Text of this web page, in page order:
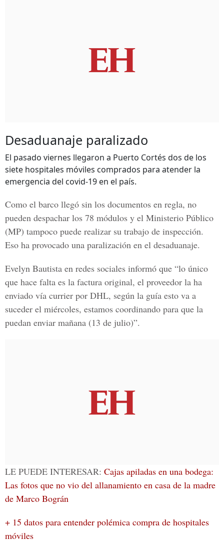
Desaduanaje paralizado
El pasado viernes llegaron a Puerto Cortés dos de los
siete hospitales móviles comprados para atender la
emergencia del covid-19 en el país.
Como el barco llegó sin los documentos en regla, no
pueden despachar los 78 módulos y el Ministerio Público
(MP) tampoco puede realizar su trabajo de inspección.
Eso ha provocado una paralización en el desaduanaje.
Evelyn Bautista en redes sociales informó que “lo único
que hace falta es la factura original, el proveedor la ha
enviado vía currier por DHL, según la guía esto va a
suceder el miércoles, estamos coordinando para que la
puedan enviar mañana (13 de julio)”.
LE PUEDE INTERESAR: Cajas apiladas en una bodega:
Las fotos que no vio del allanamiento en casa de la madre
de Marco Bográn
+ 15 datos para entender polémica compra de hospitales
móviles